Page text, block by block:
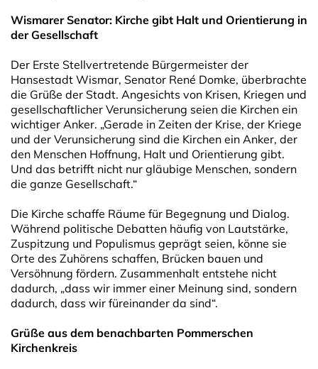
Wismarer Senator: Kirche gibt Halt und Orientierung in
der Gesellschaft
Der Erste Stellvertretende Bürgermeister der
Hansestadt Wismar, Senator René Domke, überbrachte
die Grüße der Stadt. Angesichts von Krisen, Kriegen und
gesellschaftlicher Verunsicherung seien die Kirchen ein
wichtiger Anker. „Gerade in Zeiten der Krise, der Kriege
und der Verunsicherung sind die Kirchen ein Anker, der
den Menschen Hoffnung, Halt und Orientierung gibt.
Und das betrifft nicht nur gläubige Menschen, sondern
die ganze Gesellschaft.“
Die Kirche schaffe Räume für Begegnung und Dialog.
Während politische Debatten häufig von Lautstärke,
Zuspitzung und Populismus geprägt seien, könne sie
Orte des Zuhörens schaffen, Brücken bauen und
Versöhnung fördern. Zusammenhalt entstehe nicht
dadurch, „dass wir immer einer Meinung sind, sondern
dadurch, dass wir füreinander da sind“.
Grüße aus dem benachbarten Pommerschen
Kirchenkreis